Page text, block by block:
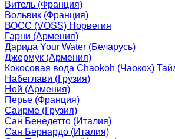
Витель (Франция)
Вольвик (Франция)
ВОСС (VOSS) Норвегия
Гарни (Армения)
Дарида Your Water (Беларусь)
Джермук (Армения)
Кокосовая вода Chaokoh (Чаокох)
Набеглави (Грузия)
Ной (Армения)
Перье (Франция)
Саирме (Грузия)
Сан Бенедетто (Италия)
Сан Бернардо (Италия)